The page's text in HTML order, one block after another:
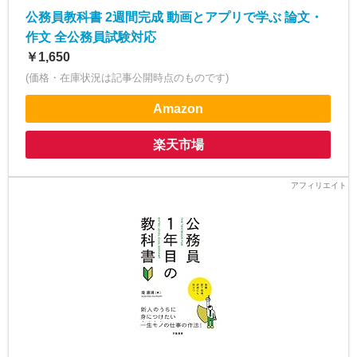
公務員教科書 2週間完成 動画とアプリで学ぶ 論文・
作文 全公務員試験対応
￥1,650
(価格・在庫状況は記事公開時点のものです)
Amazon
楽天市場